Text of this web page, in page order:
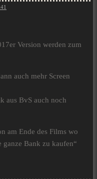
Version werden zum
auch mehr Screen
aus BvS auch noch
am Ende des Films wo
ganze Bank zu kaufen“